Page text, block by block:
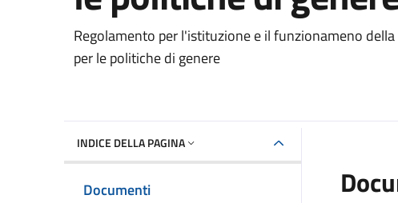
Dettaglio del documento
Regolamento per l'istituzione e il funzionameno
per le politiche di genere
INDICE DELLA PAGINA
Documenti